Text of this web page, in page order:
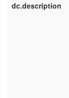
dc.description